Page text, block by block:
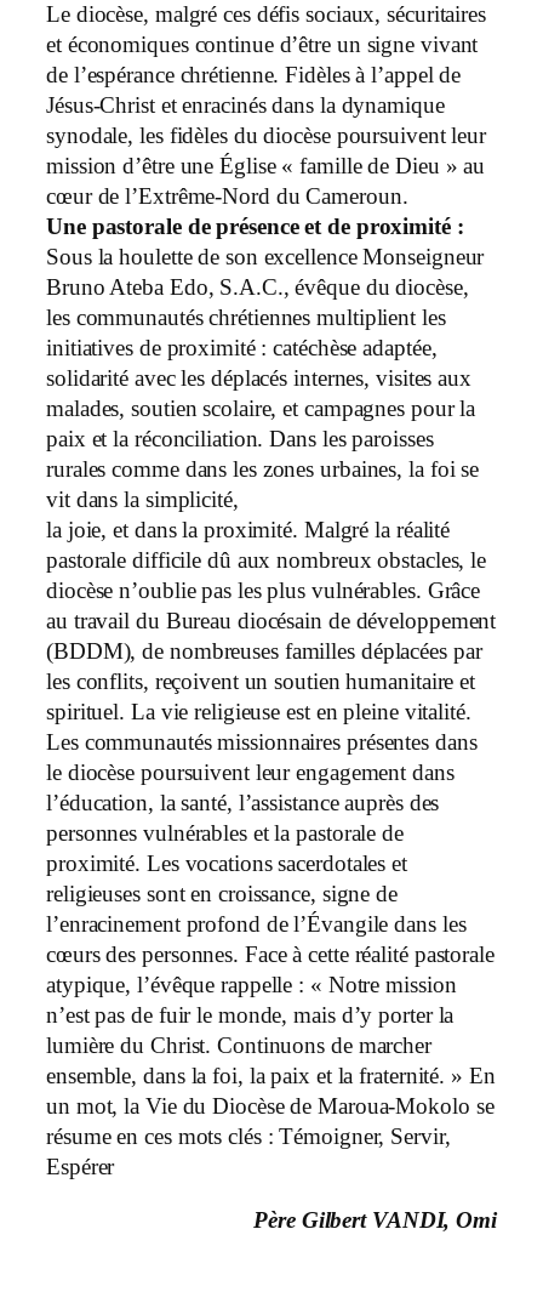
Le diocèse, malgré ces défis sociaux, sécuritaires
et économiques continue d’être un signe vivant
de l’espérance chrétienne. Fidèles à l’appel de
Jésus-Christ et enracinés dans la dynamique
synodale, les fidèles du diocèse poursuivent leur
mission d’être une Église « famille de Dieu » au
cœur de l’Extrême-Nord du Cameroun.
Une pastorale de présence et de proximité :
Sous la houlette de son excellence Monseigneur
Bruno Ateba Edo, S.A.C., évêque du diocèse,
les communautés chrétiennes multiplient les
initiatives de proximité : catéchèse adaptée,
solidarité avec les déplacés internes, visites aux
malades, soutien scolaire, et campagnes pour la
paix et la réconciliation. Dans les paroisses
rurales comme dans les zones urbaines, la foi se
vit dans la simplicité,
la joie, et dans la proximité. Malgré la réalité
pastorale difficile dû aux nombreux obstacles, le
diocèse n’oublie pas les plus vulnérables. Grâce
au travail du Bureau diocésain de développement
(BDDM), de nombreuses familles déplacées par
les conflits, reçoivent un soutien humanitaire et
spirituel. La vie religieuse est en pleine vitalité.
Les communautés missionnaires présentes dans
le diocèse poursuivent leur engagement dans
l’éducation, la santé, l’assistance auprès des
personnes vulnérables et la pastorale de
proximité. Les vocations sacerdotales et
religieuses sont en croissance, signe de
l’enracinement profond de l’Évangile dans les
cœurs des personnes. Face à cette réalité pastorale
atypique, l’évêque rappelle : « Notre mission
n’est pas de fuir le monde, mais d’y porter la
lumière du Christ. Continuons de marcher
ensemble, dans la foi, la paix et la fraternité. » En
un mot, la Vie du Diocèse de Maroua-Mokolo se
résume en ces mots clés : Témoigner, Servir,
Espérer
Père Gilbert VANDI, Omi